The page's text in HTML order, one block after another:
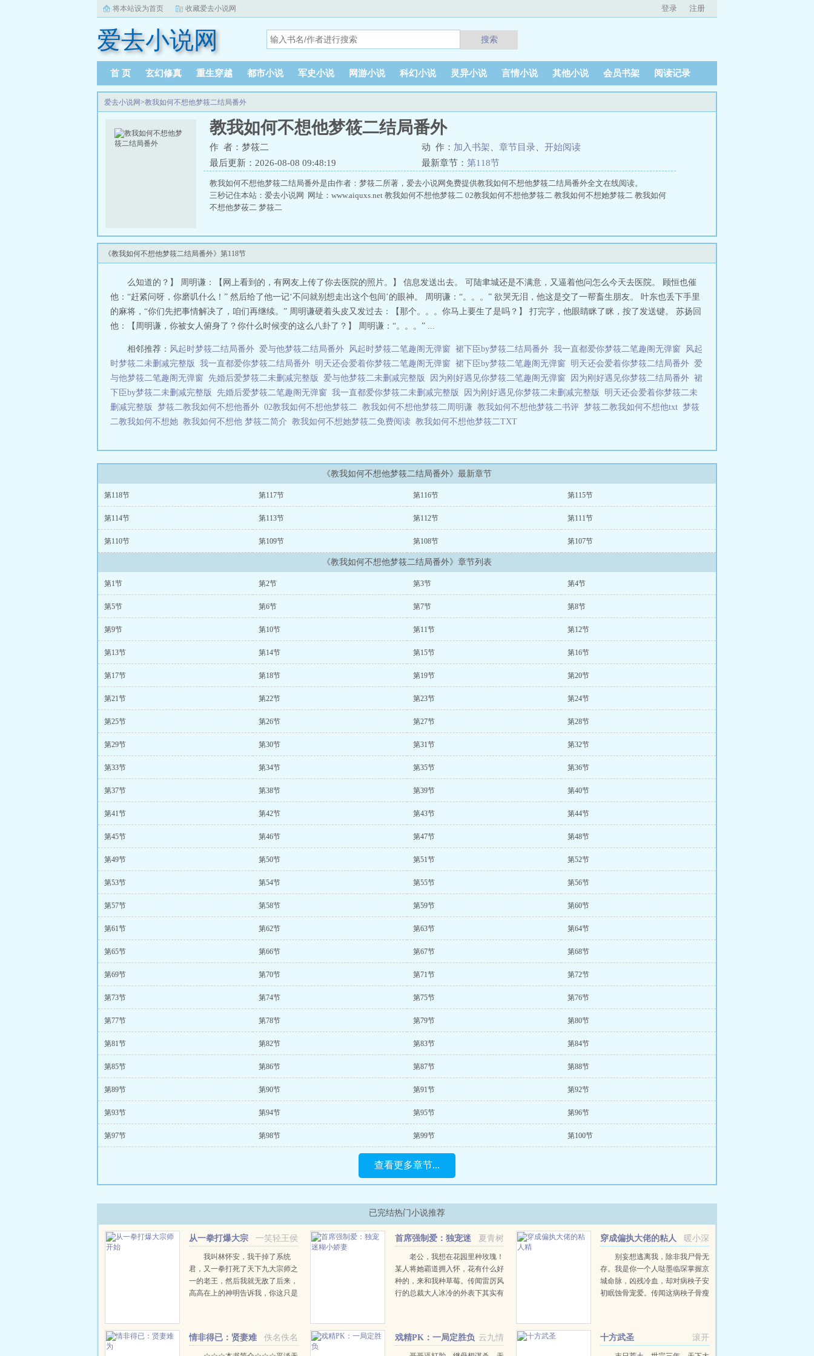
将本站设为首页 收藏爱去小说网 登录 注册
爱去小说网 搜索
首 页 玄幻修真 重生穿越 都市小说 军史小说 网游小说 科幻小说 灵异小说 言情小说 其他小说 会员书架 阅读记录
爱去小说网>教我如何不想他梦筱二结局番外
教我如何不想他梦筱二结局番外
作 者：梦筱二 动 作： 加入书架 章节目录
开始阅读
最后更新：2026-08-08 09:48:19
最新章节： 第118节
教我如何不想他梦筱二结局番外是由作者：梦筱二所著，爱去小说网免费提供教我如何不想他梦筱二结局番外全文在线阅读。
三秒记住本站：爱去小说网 网址：www.aiquxs.net 教我如何不想他梦筱二 02教我如何不想他梦筱二 教我如何不想她梦筱二 教我如何
不想他梦莜二 梦筱二
《教我如何不想他梦筱二结局番外》第118节
么知道的？】 周明谦：【网上看到的，有网友上传了你去医院的照片。】 信息发送出去。 可陆聿城还是不满意，又逼着他问怎么今天去医院。 顾恒也催
他：“赶紧问呀，你磨叽什么！” 然后给了他一记‘不问就别想走出这个包间’的眼神。 周明谦：“。。。” 欲哭无泪，他这是交了一帮畜生朋友。 叶东也丢下手里
的麻将，“你们先把事情解决了，咱们再继续。” 周明谦硬着头皮又发过去：【那个。。。你马上要生了是吗？】 打完字，他眼睛眯了眯，按了发送键。 苏扬回
他：【周明谦，你被女人俯身了？你什么时候变的这么八卦了？】 周明谦：“。。。” ...
相邻推荐： 风起时梦筱二结局番外 爱与他梦筱二结局番外 风起时梦筱二笔趣阁无弹窗 裙下臣by梦筱二结局番外 我一直都爱你梦筱二笔趣阁无弹窗
风起
时梦筱二未删减完整版
我一直都爱你梦筱二结局番外 明天还会爱着你梦筱二笔趣阁无弹窗 裙下臣by梦筱二笔趣阁无弹窗 明天还会爱着你梦筱二结局番外 爱
与他梦筱二笔趣阁无弹窗
先婚后爱梦筱二未删减完整版 爱与他梦筱二未删减完整版 因为刚好遇见你梦筱二笔趣阁无弹窗 因为刚好遇见你梦筱二结局番外 裙
下臣by梦筱二未删减完整版
先婚后爱梦筱二笔趣阁无弹窗 我一直都爱你梦筱二未删减完整版 因为刚好遇见你梦筱二未删减完整版
明天还会爱着你梦筱二未
删减完整版
梦筱二教我如何不想他番外 02教我如何不想他梦筱二 教我如何不想他梦筱二周明谦 教我如何不想他梦筱二书评 梦筱二教我如何不想他txt 梦筱
二教我如何不想她 教我如何不想他 梦筱二简介 教我如何不想她梦筱二免费阅读 教我如何不想他梦筱二TXT
《教我如何不想他梦筱二结局番外》最新章节
第118节 第117节 第116节 第115节
第114节 第113节 第112节 第111节
第110节 第109节 第108节 第107节
《教我如何不想他梦筱二结局番外》章节列表
第1节 第2节 第3节 第4节
第5节 第6节 第7节 第8节
第9节 第10节 第11节 第12节
第13节 第14节 第15节 第16节
第17节 第18节 第19节 第20节
第21节 第22节 第23节 第24节
第25节 第26节 第27节 第28节
第29节 第30节 第31节 第32节
第33节 第34节 第35节 第36节
第37节 第38节 第39节 第40节
第41节 第42节 第43节 第44节
第45节 第46节 第47节 第48节
第49节 第50节 第51节 第52节
第53节 第54节 第55节 第56节
第57节 第58节 第59节 第60节
第61节 第62节 第63节 第64节
第65节 第66节 第67节 第68节
第69节 第70节 第71节 第72节
第73节 第74节 第75节 第76节
第77节 第78节 第79节 第80节
第81节 第82节 第83节 第84节
第85节 第86节 第87节 第88节
第89节 第90节 第91节 第92节
第93节 第94节 第95节 第96节
第97节 第98节 第99节 第100节
查看更多章节...
已完结热门小说推荐
一笑轻王侯
从一拳打爆大宗
师开始我叫林怀安，我干掉了系统
君，又一拳打死了天下九大宗师之
一的老王，然后我就无敌了后来，
高高在上的神明告诉我，你这只是
群玩家突然降临了...
夏青树
首席强制爱：独宠迷
糊小娇妻
老公，我想在花园里种玫瑰！
某人将她霸道拥入怀，花有什么好
种的，来和我种草莓。传闻雷厉风
行的总裁大人冰冷的外表下其实有
婚！...
暖小深
穿成偏执大佬的粘人
别妄想逃离我，除非我尸骨无
存。我是你一个人哒墨临琛掌握京
城命脉，凶残冷血，却对病秧子安
初眠蚀骨宠爱。传闻这病秧子骨瘦
人...
佚名佚名
情非得已：贤妻难
云九情
戏精PK：一局定胜负 滚开
十方武圣